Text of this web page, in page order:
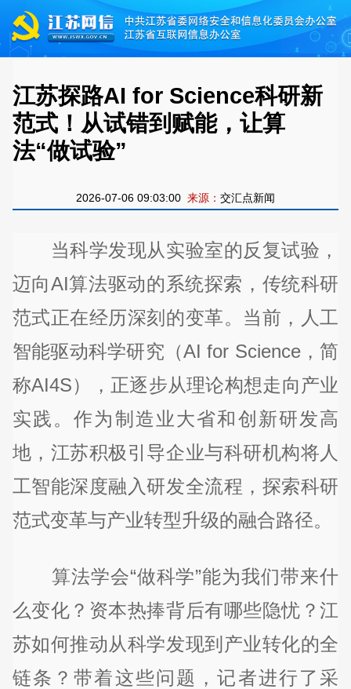
江苏探路AI for Science科研新
范式！从试错到赋能，让算
法“做试验”
2026-07-06 09:03:00 来源： 交汇点新闻
当科学发现从实验室的反复试验，
迈向AI算法驱动的系统探索，传统科研
范式正在经历深刻的变革。当前，人工
智能驱动科学研究（AI for Science，简
称AI4S），正逐步从理论构想走向产业
实践。作为制造业大省和创新研发高
地，江苏积极引导企业与科研机构将人
工智能深度融入研发全流程，探索科研
范式变革与产业转型升级的融合路径。
算法学会“做科学”能为我们带来什
么变化？资本热捧背后有哪些隐忧？江
苏如何推动从科学发现到产业转化的全
链条？带着这些问题，记者进行了采